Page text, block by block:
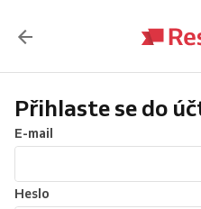
Přihlaste se do
E-mail
Heslo